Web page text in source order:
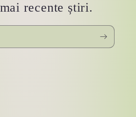
recente știri.